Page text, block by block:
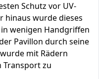
Schutz vor UV-
hinaus wurde dieses
wenigen Handgriffen
Pavillon durch seine
mit Rädern
Transport zu